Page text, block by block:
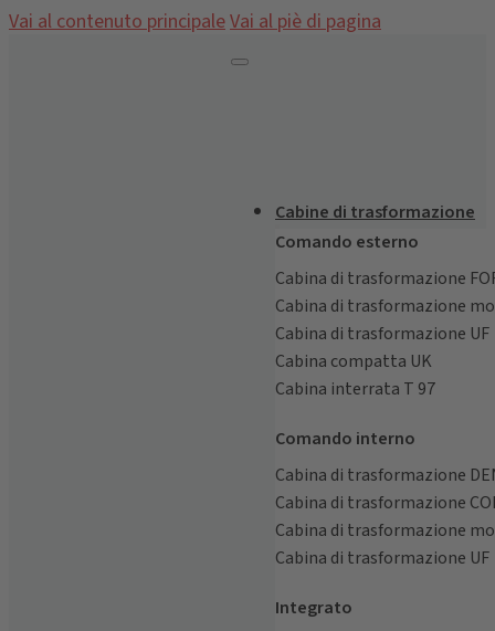
Vai al contenuto principaleVai al piè di pagina
Cabine di trasformazione
Comando esterno
Cabina di trasformazione
Cabina di trasformazione
Cabina di trasformazione UF
Cabina compatta UK
Cabina interrata T 97
Comando interno
Cabina di trasformazione
Cabina di trasformazione
Cabina di trasformazione
Cabina di trasformazione UF
Integrato